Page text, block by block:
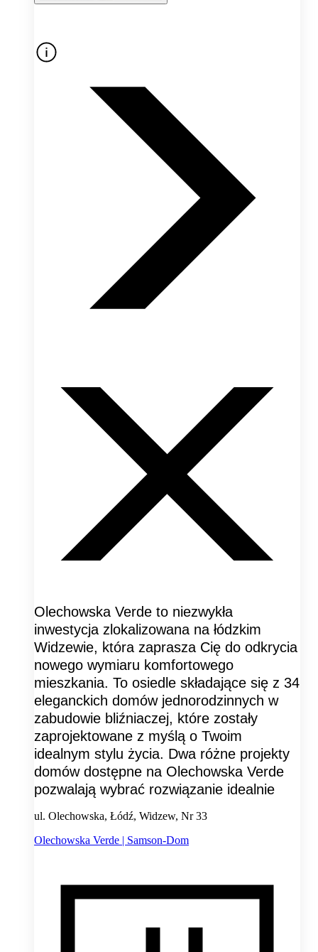
Olechowska Verde to niezwykła
inwestycja zlokalizowana na łódzkim
Widzewie, która zaprasza Cię do odkrycia
nowego wymiaru komfortowego
mieszkania. To osiedle składające się z 34
eleganckich domów jednorodzinnych w
zabudowie bliźniaczej, które zostały
zaprojektowane z myślą o Twoim
idealnym stylu życia. Dwa różne projekty
domów dostępne na Olechowska Verde
pozwalają wybrać rozwiązanie idealnie
ul. Olechowska, Łódź, Widzew, Nr 33
Olechowska Verde | Samson-Dom